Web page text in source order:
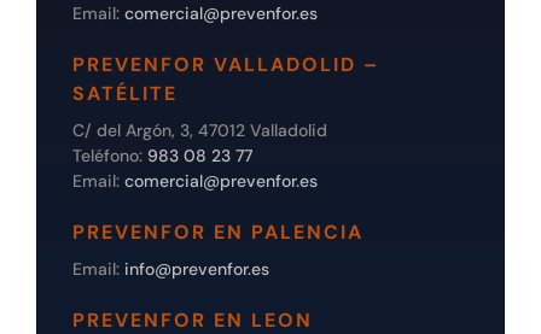
Email: comercial@prevenfor.es
PREVENFOR VALLADOLID –
SATÉLITE
C/ del Argón, 3, 47012 Valladolid
Teléfono: 983 08 23 77
Email: comercial@prevenfor.es
PREVENFOR EN PALENCIA
Email: info@prevenfor.es
PREVENFOR EN LEON